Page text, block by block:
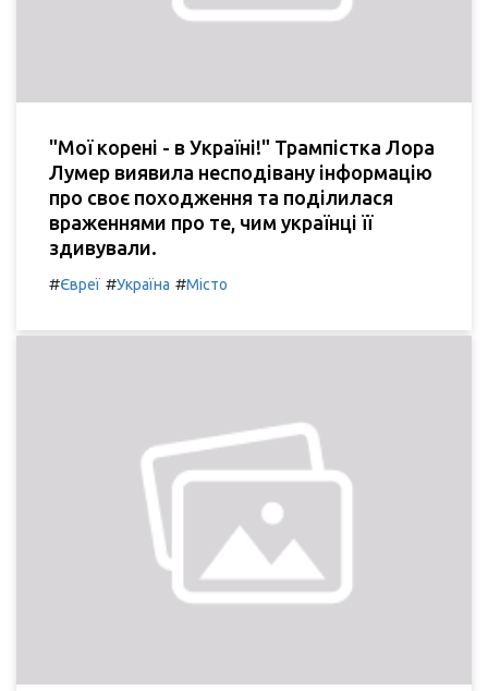
"Мої корені - в Україні!" Трампістка Лора
Лумер виявила несподівану інформацію
про своє походження та поділилася
враженнями про те, чим українці її
здивували.
#Євреї #Україна #Місто